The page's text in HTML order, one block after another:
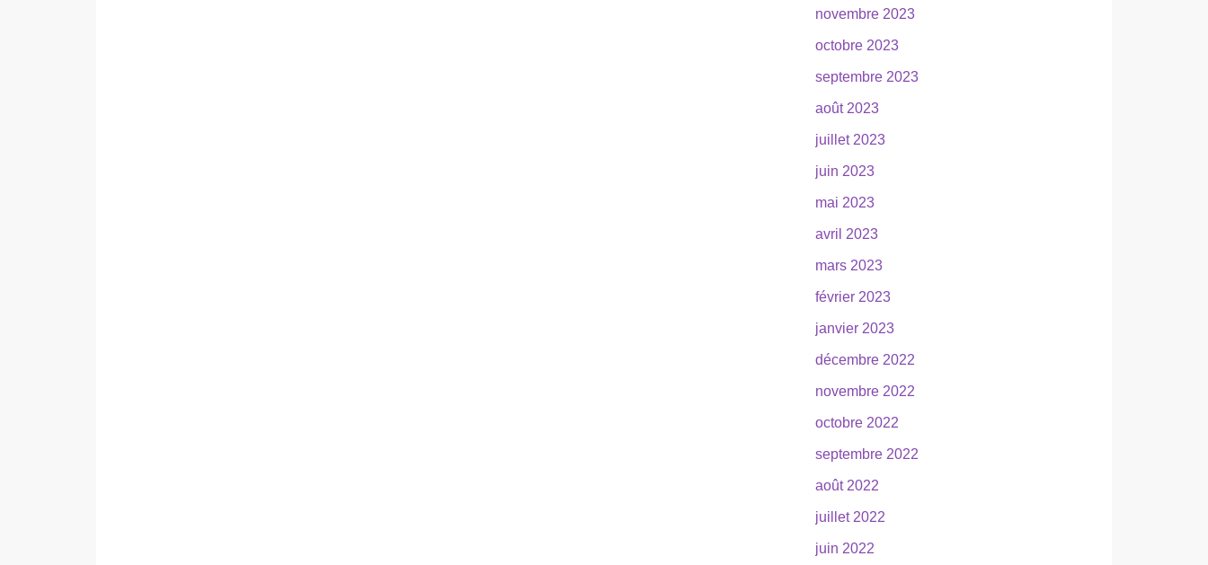
novembre 2023
octobre 2023
septembre 2023
août 2023
juillet 2023
juin 2023
mai 2023
avril 2023
mars 2023
février 2023
janvier 2023
décembre 2022
novembre 2022
octobre 2022
septembre 2022
août 2022
juillet 2022
juin 2022